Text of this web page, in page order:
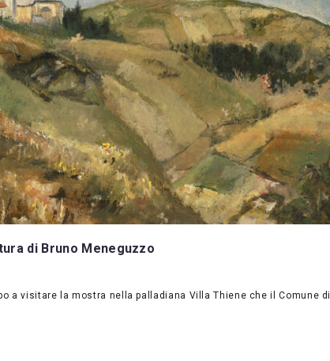
di Bruno Meneguzzo
a visitare la mostra nella palladiana Villa Thiene che il Comune di